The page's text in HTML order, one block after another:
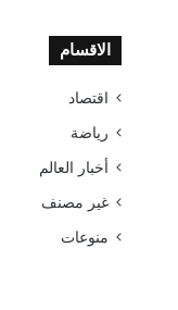
الاقسام
اقتصاد
رياضة
أخبار العالم
غير مصنف
منوعات